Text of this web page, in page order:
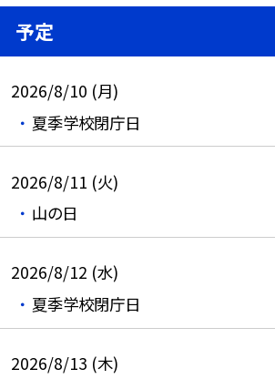
予定
2026/8/10 (月)
夏季学校閉庁日
2026/8/11 (火)
山の日
2026/8/12 (水)
夏季学校閉庁日
2026/8/13 (木)